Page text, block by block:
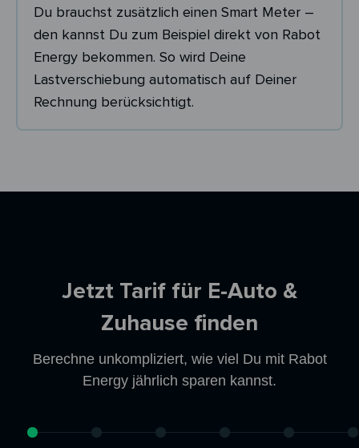
Du brauchst zusätzlich einen Smart Meter –
den kannst Du zum Beispiel direkt von Rabot
Energy bekommen. So wird Deine
Lastverschiebung automatisch auf Deiner
Rechnung berücksichtigt.
Jetzt Tarif für E-Auto &
Zuhause finden
Berechne unkompliziert, wie viel Du mit Rabot
Energy jährlich sparen kannst.